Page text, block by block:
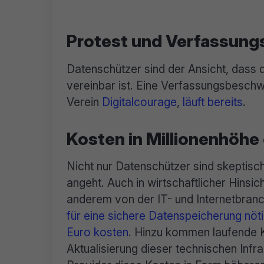
Protest und
Datenschützer sind der Ansicht,
vereinbar ist. Eine
Verein Digitalcourage, läuft bereits.
Kosten in
Nicht nur Datenschützer sind
angeht. Auch in wirtschaftlicher
anderem von der IT- und
für eine sichere Datenspeicherung
Euro kosten. Hinzu kommen laufende
Aktualisierung dieser technischen